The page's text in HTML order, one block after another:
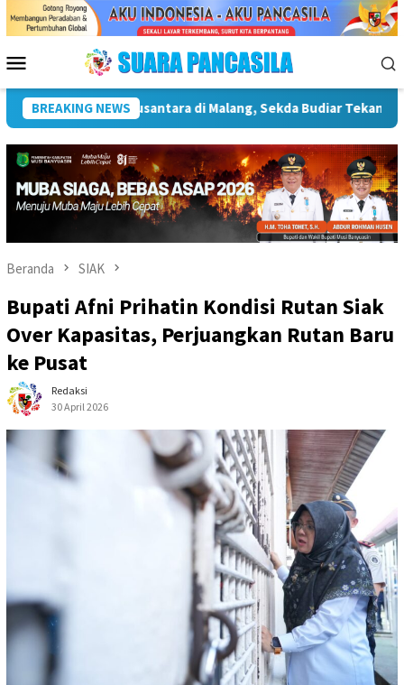
Menu
Mobile
BREAKING NEWS
Infrastruktur Kebudayaan Wakil Wali Kota
Beranda SIAK
Bupati Afni Prihatin Kondisi Rutan Siak
Over Kapasitas, Perjuangkan Rutan Baru
ke Pusat
Redaksi
30 April 2026